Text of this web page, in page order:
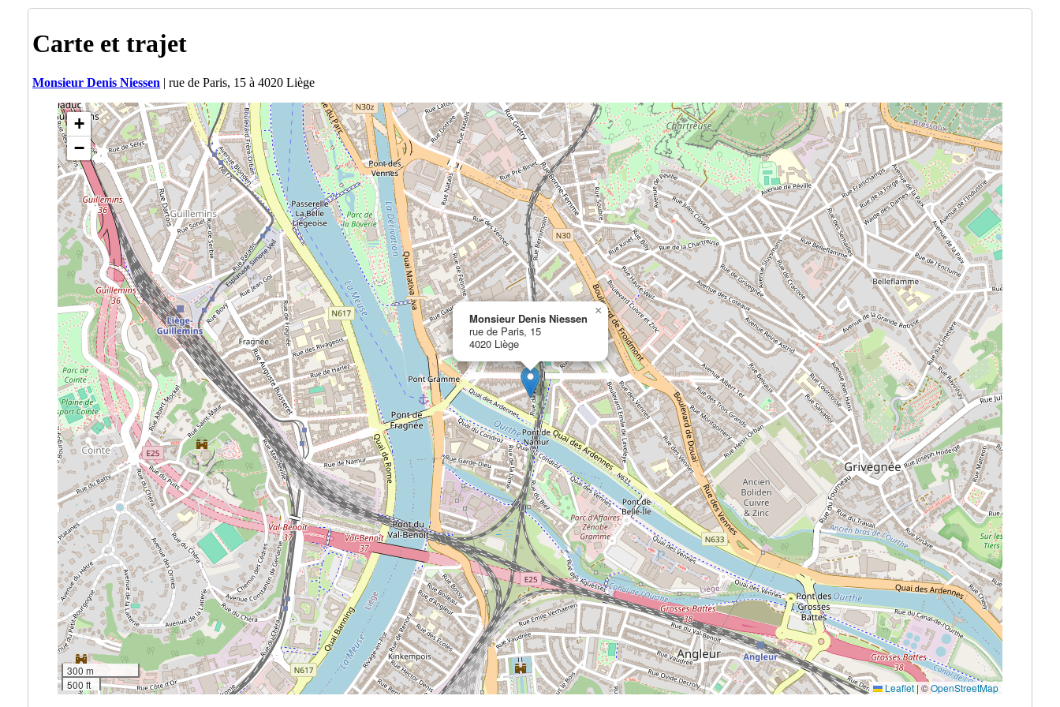
Carte et trajet
Monsieur Denis Niessen | rue de Paris, 15 à 4020 Liège
Monsieur Denis Niessen
rue de Paris, 15
4020 Liège
×
+
−
300 m
500 ft
Leaflet |©OpenStreetMap